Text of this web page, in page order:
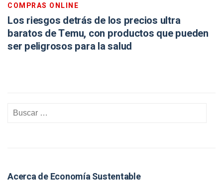
COMPRAS ONLINE
Los riesgos detrás de los precios ultra
baratos de Temu, con productos que pueden
ser peligrosos para la salud
Acerca de Economía Sustentable